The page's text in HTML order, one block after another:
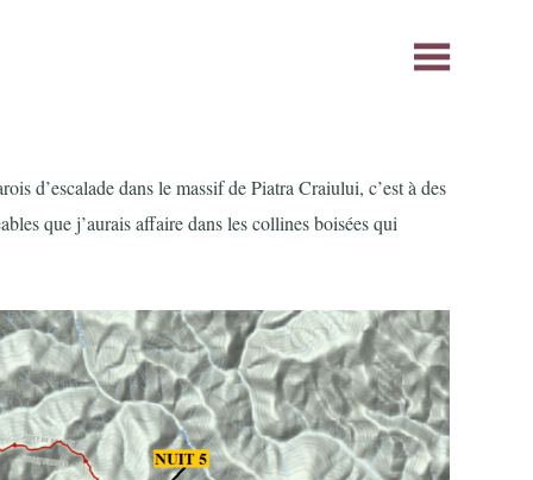
d’escalade dans le massif de Piatra Craiului, c’est à des
que j’aurais affaire dans les collines boisées qui